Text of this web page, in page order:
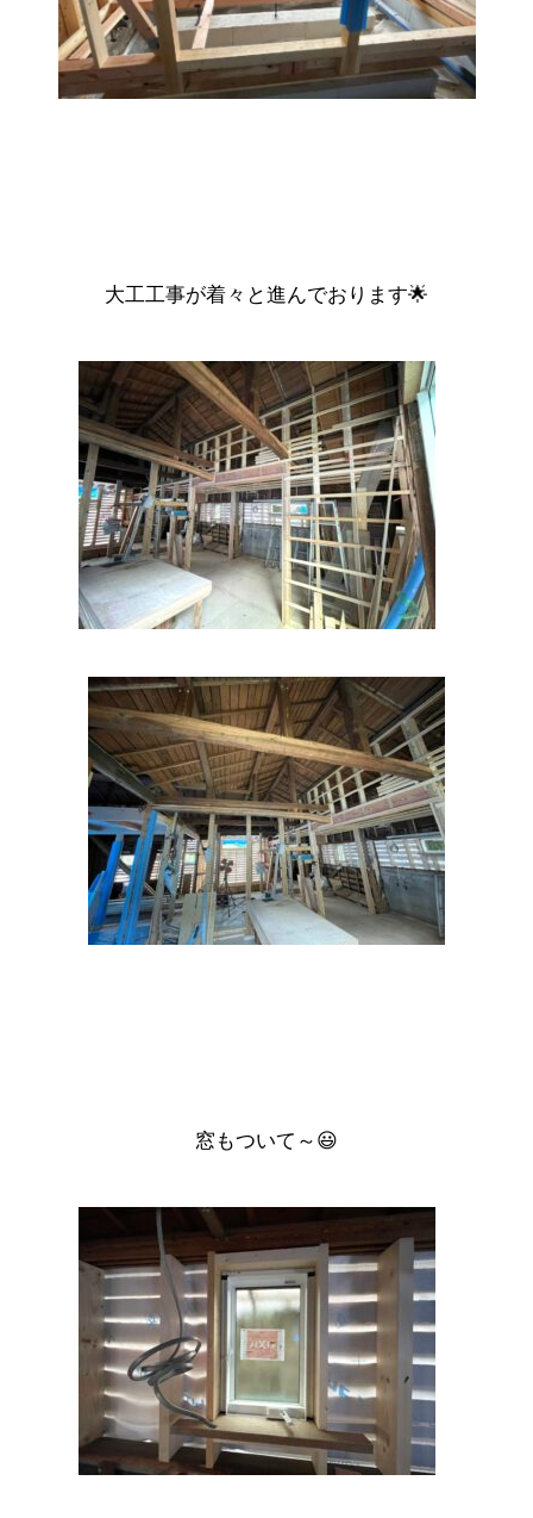
大工工事が着々と進んでおります🌟
窓もついて～😃